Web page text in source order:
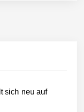
sich neu auf